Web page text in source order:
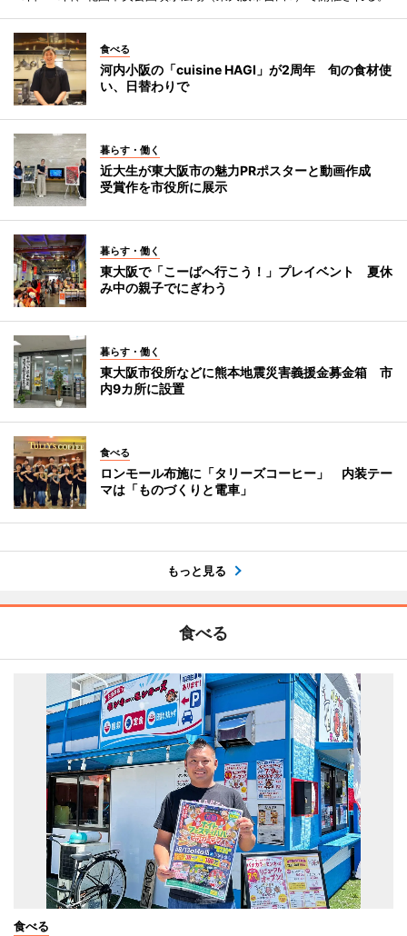
食べる
河内小阪の「cuisine HAGI」が2周年 旬の食材使
い、日替わりで
暮らす・働く
近大生が東大阪市の魅力PRポスターと動画作成
受賞作を市役所に展示
暮らす・働く
東大阪で「こーばへ行こう！」プレイベント 夏休
み中の親子でにぎわう
暮らす・働く
東大阪市役所などに熊本地震災害義援金募金箱 市
内9カ所に設置
食べる
ロンモール布施に「タリーズコーヒー」 内装テー
マは「ものづくりと電車」
もっと見る
食べる
食べる